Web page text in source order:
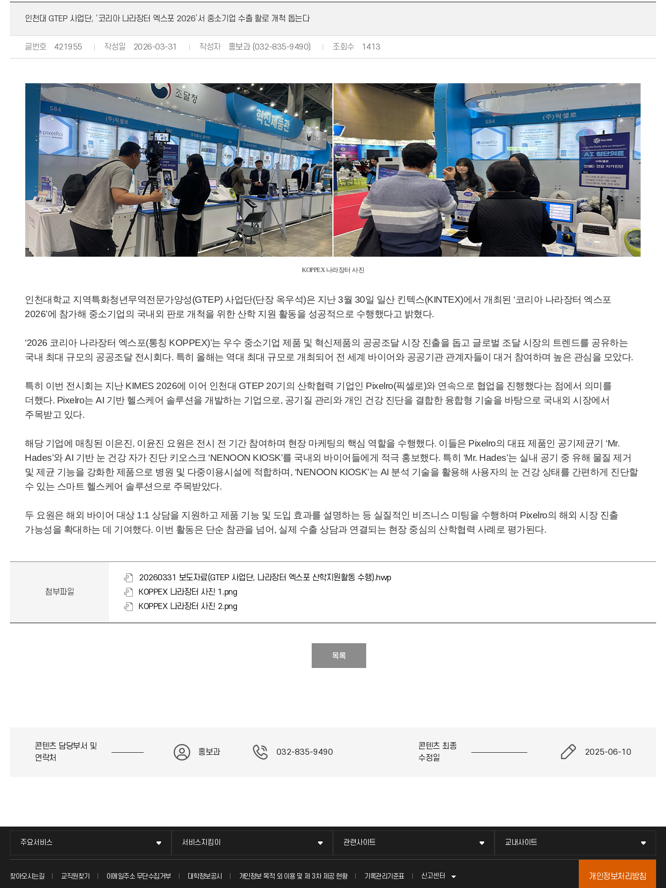
인천대 GTEP 사업단, ‘코리아 나라장터 엑스포 2026’서 중소기업 수출 활로 개척 돕는다
글번호 421955 작성일 2026-03-31 작성자 홍보과 (032-835-9490) 조회수 1413
KOPPEX 나라장터 사진
인천대학교 지역특화청년무역전문가양성(GTEP) 사업단(단장 옥우석)은 지난 3월 30일 일산 킨텍스(KINTEX)에서 개최된 ‘코리아 나라장터 엑스포
2026’에 참가해 중소기업의 국내외 판로 개척을 위한 산학 지원 활동을 성공적으로 수행했다고 밝혔다.
‘2026 코리아 나라장터 엑스포(통칭 KOPPEX)’는 우수 중소기업 제품 및 혁신제품의 공공조달 시장 진출을 돕고 글로벌 조달 시장의 트렌드를 공유하는
국내 최대 규모의 공공조달 전시회다. 특히 올해는 역대 최대 규모로 개최되어 전 세계 바이어와 공공기관 관계자들이 대거 참여하며 높은 관심을 모았다.
특히 이번 전시회는 지난 KIMES 2026에 이어 인천대 GTEP 20기의 산학협력 기업인 Pixelro(픽셀로)와 연속으로 협업을 진행했다는 점에서 의미를
더했다. Pixelro는 AI 기반 헬스케어 솔루션을 개발하는 기업으로, 공기질 관리와 개인 건강 진단을 결합한 융합형 기술을 바탕으로 국내외 시장에서
주목받고 있다.
해당 기업에 매칭된 이은진, 이윤진 요원은 전시 전 기간 참여하며 현장 마케팅의 핵심 역할을 수행했다. 이들은 Pixelro의 대표 제품인 공기제균기 ‘Mr.
Hades’와 AI 기반 눈 건강 자가 진단 키오스크 ‘NENOON KIOSK’를 국내외 바이어들에게 적극 홍보했다. 특히 ‘Mr. Hades’는 실내 공기 중 유해 물질 제거
및 제균 기능을 강화한 제품으로 병원 및 다중이용시설에 적합하며, ‘NENOON KIOSK’는 AI 분석 기술을 활용해 사용자의 눈 건강 상태를 간편하게 진단할
수 있는 스마트 헬스케어 솔루션으로 주목받았다.
두 요원은 해외 바이어 대상 1:1 상담을 지원하고 제품 기능 및 도입 효과를 설명하는 등 실질적인 비즈니스 미팅을 수행하며 Pixelro의 해외 시장 진출
가능성을 확대하는 데 기여했다. 이번 활동은 단순 참관을 넘어, 실제 수출 상담과 연결되는 현장 중심의 산학협력 사례로 평가된다.
첨부파일
20260331 보도자료(GTEP 사업단, 나라장터 엑스포 산학지원활동 수행).hwp
KOPPEX 나라장터 사진 1.png
KOPPEX 나라장터 사진 2.png
목록
콘텐츠 담당부서 및
연락처
홍보과 032-835-9490
콘텐츠 최종
수정일
2025-06-10
주요서비스 서비스지킴이 관련사이트 교내사이트
찾아오시는길 교직원찾기 이메일주소 무단수집거부 대학정보공시 개인정보 목적 외 이용 및 제 3차 제공 현황 기록관리기준표 신고센터 개인정보처리방침